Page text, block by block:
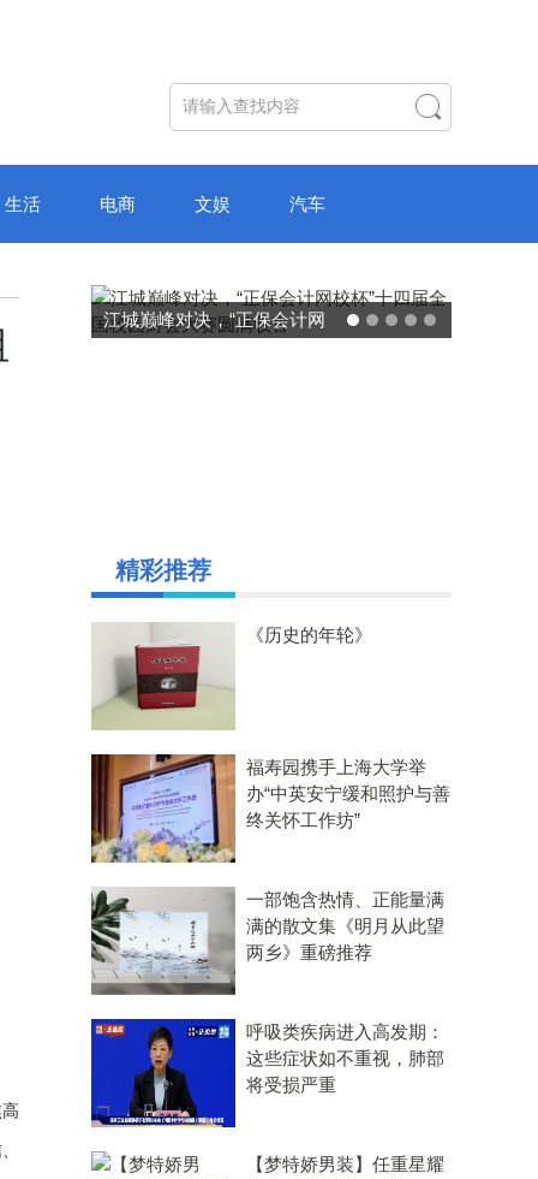
生活 电商 文娱 汽车
破局“纸面教育”：理想树AI自
精彩推荐
《历史的年轮》
福寿园携手上海大学举
办“中英安宁缓和照护与善
终关怀工作坊”
一部饱含热情、正能量满
满的散文集《明月从此望
两乡》重磅推荐
呼吸类疾病进入高发期：
这些症状如不重视，肺部
将受损严重
【梦特娇男装】任重星耀